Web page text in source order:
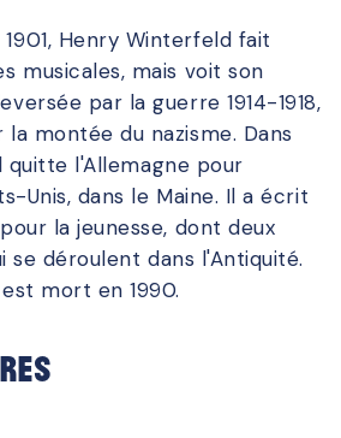
Henry Winterfeld fait
musicales, mais voit son
par la guerre 1914-1918,
montée du nazisme. Dans
quitte l'Allemagne pour
Unis, dans le Maine. Il a écrit
la jeunesse, dont deux
se déroulent dans l'Antiquité.
mort en 1990.